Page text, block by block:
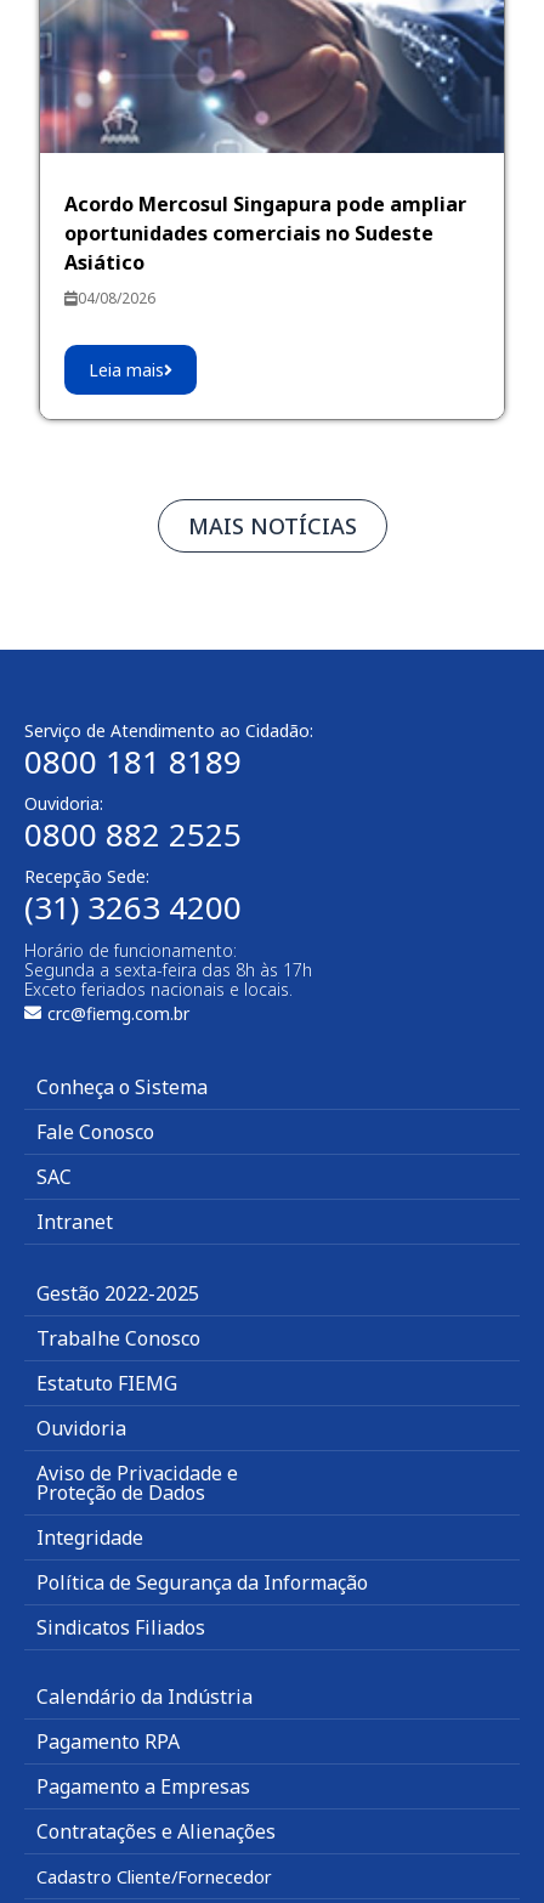
Acordo Mercosul Singapura pode ampliar
oportunidades comerciais no Sudeste
Asiático
04/08/2026
Leia mais
MAIS NOTÍCIAS
Serviço de Atendimento ao Cidadão:
0800 181 8189
Ouvidoria:
0800 882 2525
Recepção Sede:
(31) 3263 4200
Horário de funcionamento:
Segunda a sexta-feira das 8h às 17h
Exceto feriados nacionais e locais.
crc@fiemg.com.br
Conheça o Sistema
Fale Conosco
SAC
Intranet
Gestão 2022-2025
Trabalhe Conosco
Estatuto FIEMG
Ouvidoria
Aviso de Privacidade e
Proteção de Dados
Integridade
Política de Segurança da Informação
Sindicatos Filiados
Calendário da Indústria
Pagamento RPA
Pagamento a Empresas
Contratações e Alienações
Cadastro Cliente/Fornecedor